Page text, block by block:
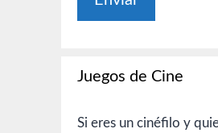
Juegos de Cine
Si eres un cinéfilo y